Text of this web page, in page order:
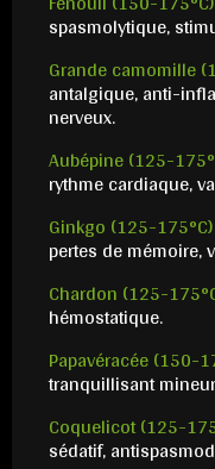
spasmolytique,
Grande camomille
antalgique, anti-
nerveux.
Aubépine (125-
rythme cardiaque,
Ginkgo (125-
pertes de mémoire,
Chardon (125-
hémostatique.
Papavéracée (150-
tranquillisant
Coquelicot (125-
sédatif,